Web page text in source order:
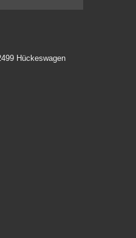
Hückeswagen